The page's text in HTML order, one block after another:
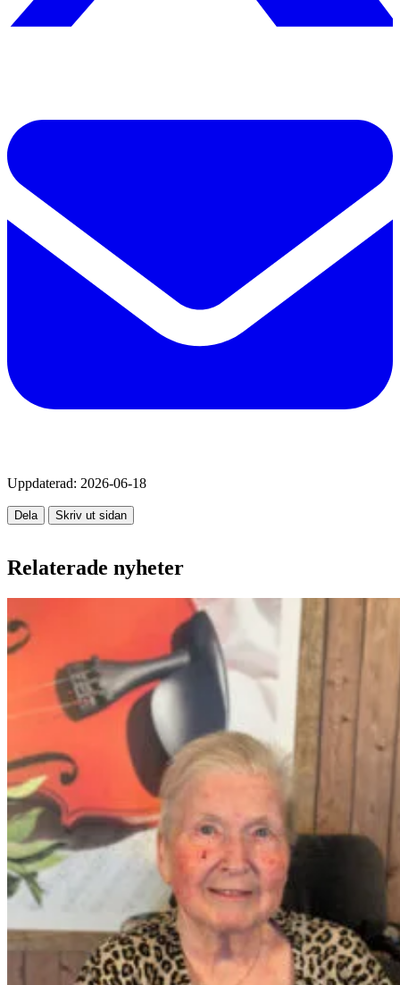
Uppdaterad: 2026-06-18
Dela Skriv ut sidan
Relaterade nyheter